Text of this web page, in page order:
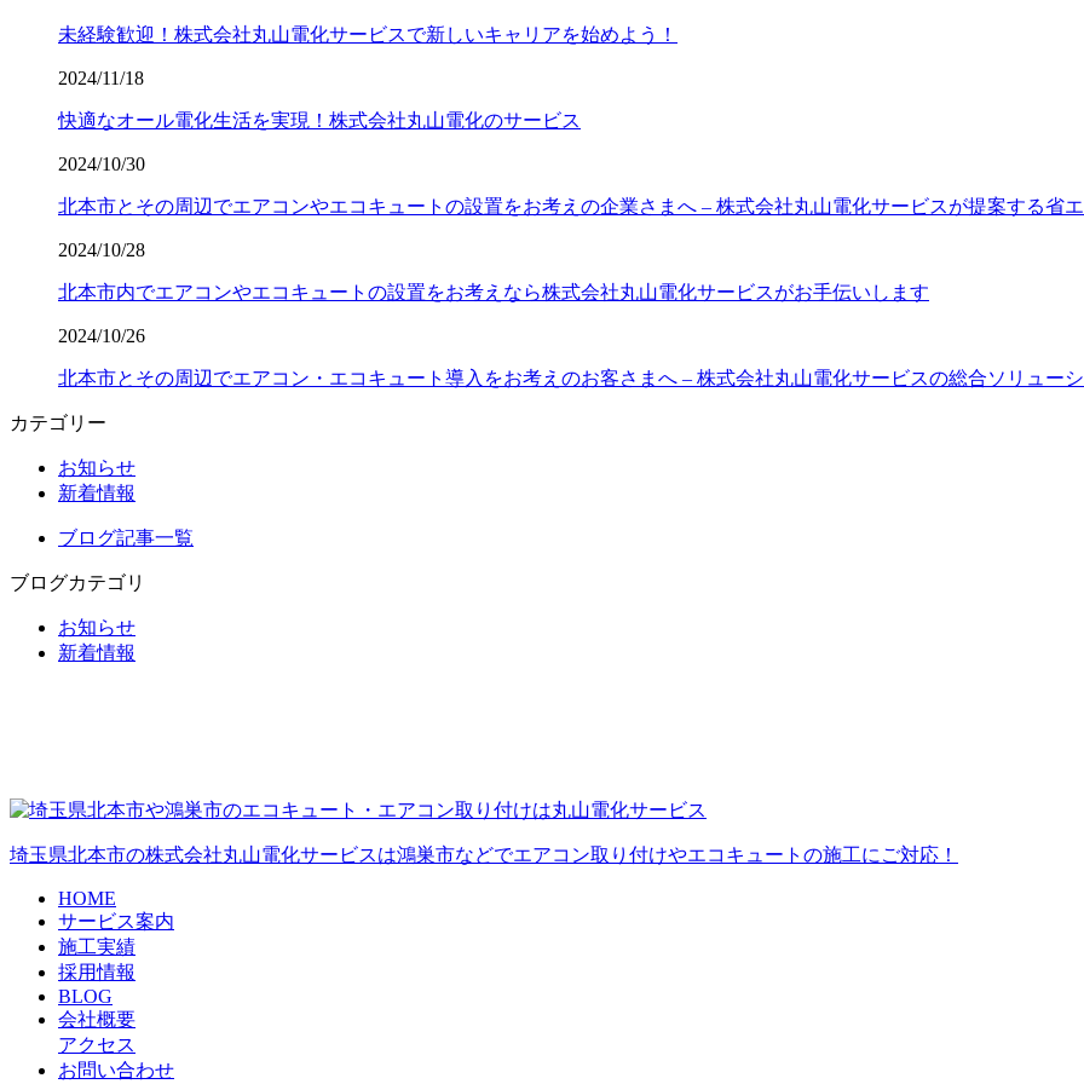
未経験歓迎！株式会社丸山電化サービスで新しいキャリアを始めよう！
2024/11/18
快適なオール電化生活を実現！株式会社丸山電化のサービス
2024/10/30
北本市とその周辺でエアコンやエコキュートの設置をお考えの企業さまへ – 株式会社丸山電化サービスが提案する省
2024/10/28
北本市内でエアコンやエコキュートの設置をお考えなら株式会社丸山電化サービスがお手伝いします
2024/10/26
北本市とその周辺でエアコン・エコキュート導入をお考えのお客さまへ – 株式会社丸山電化サービスの総合ソリュー
カテゴリー
お知らせ
新着情報
ブログ記事一覧
ブログカテゴリ
お知らせ
新着情報
埼玉県北本市の株式会社丸山電化サービスは鴻巣市などでエアコン取り付けやエコキュートの施工にご対応！
HOME
サービス案内
施工実績
採用情報
BLOG
会社概要
アクセス
お問い合わせ